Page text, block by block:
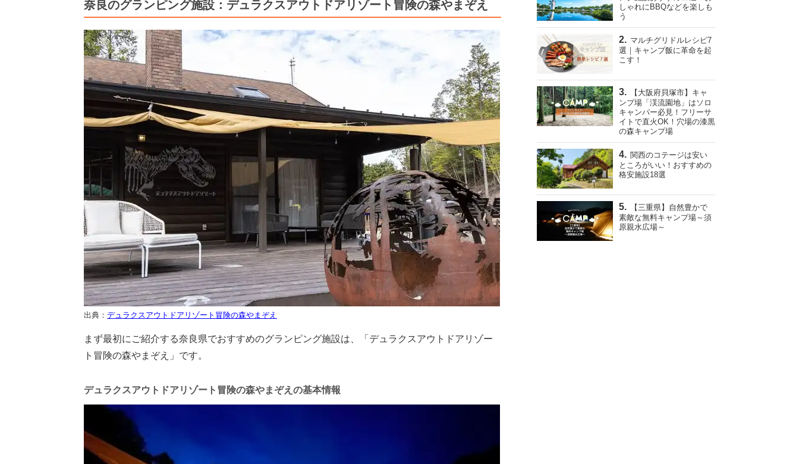
奈良のグランピング施設：デュラクスアウトドアリゾート冒険の森やまぞえ
出典： デュラクスアウトドアリゾート冒険の森やまぞえ
まず最初にご紹介する奈良県でおすすめのグランピング施設は、「デュラクスアウトドアリゾー
ト冒険の森やまぞえ」です。
デュラクスアウトドアリゾート冒険の森やまぞえの基本情報
しゃれにBBQなどを楽しも
う
マルチグリドルレシピ7
選｜キャンプ飯に革命を起
こす！
【大阪府貝塚市】キャ
ンプ場「渓流園地」はソロ
キャンパー必見！フリーサ
イトで直火OK！穴場の漆黒
の森キャンプ場
関西のコテージは安い
ところがいい！おすすめの
格安施設18選
【三重県】自然豊かで
素敵な無料キャンプ場～須
原親水広場～